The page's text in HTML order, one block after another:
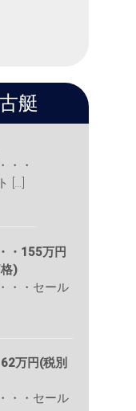
艇
・・
[…]
・155万円
)
・・セール
万円(税別
・・セール